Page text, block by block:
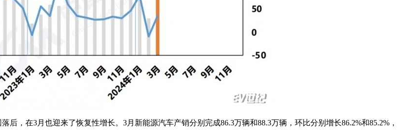
，在3月也迎来了恢复性增长。3月新能源汽车产销分别完成86.3万辆和88.3万辆，环比分别增长86.2%和85.2%，